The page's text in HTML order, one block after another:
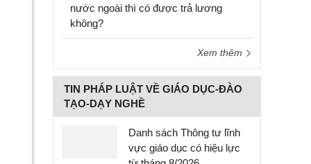
nước ngoài thì có được trả lương
không?
Xem thêm
TIN PHÁP LUẬT VỀ GIÁO DỤC-ĐÀO
TẠO-DẠY NGHỀ
Danh sách Thông tư lĩnh
vực giáo dục có hiệu lực